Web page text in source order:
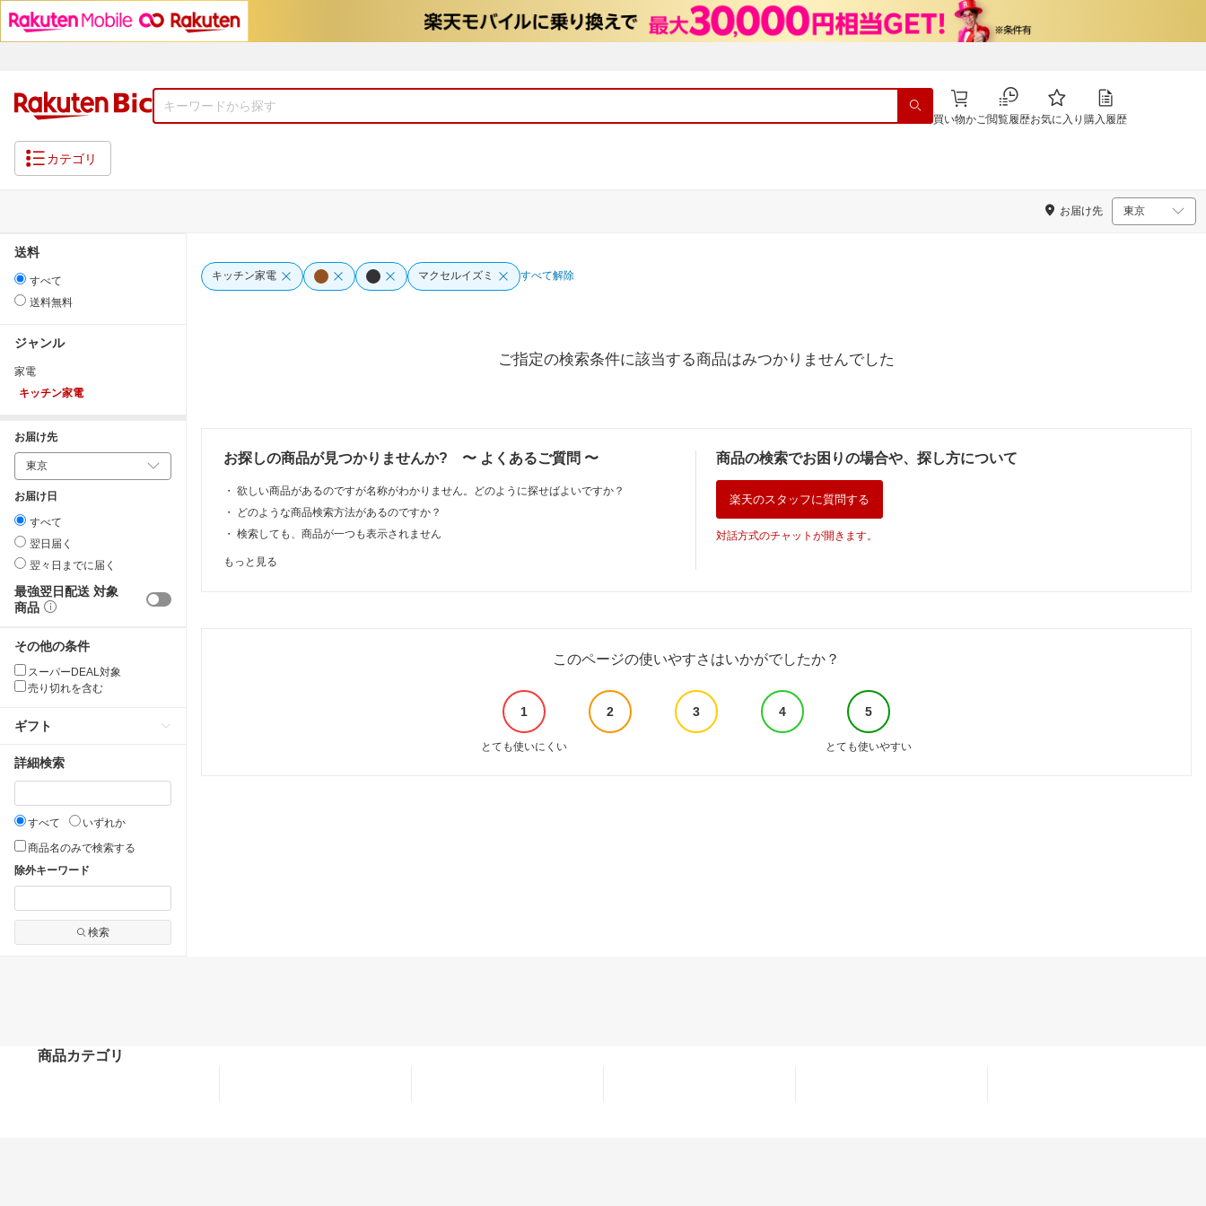
買い物かご閲覧履歴お気に入り 購入履歴
カテゴリ
お届け先
送料
すべて
送料無料
ジャンル
家電
キッチン家電
お届け先
お届け日
すべて
翌日届く
翌々日までに届く
最強翌日配送 対象
商品
その他の条件
スーパーDEAL対象
売り切れを含む
ギフト
詳細検索
すべて
いずれか
商品名のみで検索する
除外キーワード
検索
キッチン家電 マクセルイズミ すべて解除
ご指定の検索条件に該当する商品はみつかりませんでした
お探しの商品が見つかりませんか? 〜 よくあるご質問 〜
・ 欲しい商品があるのですが名称がわかりません。どのように探せばよいですか？
・
どのような商品検索方法があるのですか？
・ 検索しても、商品が一つも表示されません
もっと見る
商品の検索でお困りの場合や、探し方について
楽天のスタッフに質問する
対話方式のチャットが開きます。
このページの使いやすさはいかがでしたか？
1 2 3 4 5
とても使いにくい とても使いやすい
商品カテゴリ